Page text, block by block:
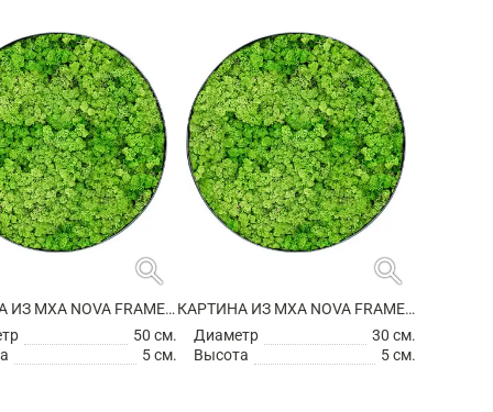
search
КАРТИНА ИЗ МХА NOVA FRAME ANTHRACITE-CONCRETE 100% REINDEER (LIGHT GRASS GREEN)
50 см.
5 см.
search
КАРТИНА ИЗ МХА NOVA FRAME ANTHRACITE-CONCRETE 100% REINDEER (LIGHT GRASS GREEN)
Диаметр
30 см.
Высота
5 см.